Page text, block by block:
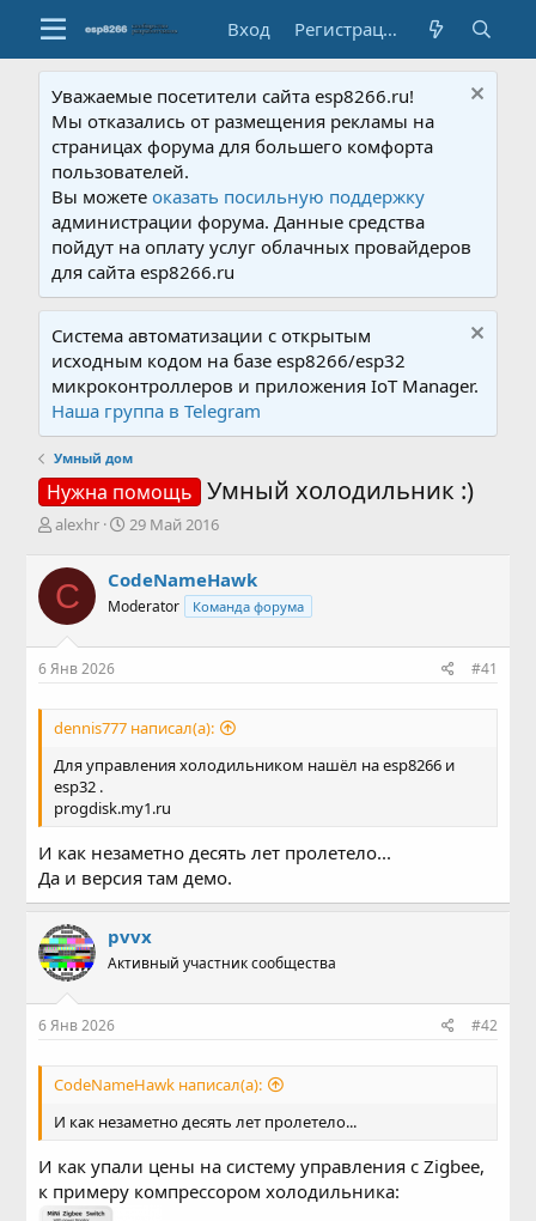
Вход Регистрация
Уважаемые посетители сайта esp8266.ru!
Мы отказались от размещения рекламы на
страницах форума для большего комфорта
пользователей.
Вы можетеоказать посильную поддержку
администрации форума. Данные средства
пойдут на оплату услуг облачных провайдеров
для сайта esp8266.ru
Система автоматизации с открытым
исходным кодом на базе esp8266/esp32
микроконтроллеров и приложения IoT Manager.
Наша группа в Telegram
Умный дом
Нужна помощь Умный холодильник :)
А
т
о
р
т
е
м
alexhr
Д
а
н
ч
29 Май 2016
C CodeNameHawk
Moderator Команда форума
6 Янв 2026 #41
dennis777 написал(а):
Для управления холодильником нашёл на esp8266 и
esp32 .
progdisk.my1.ru
И как незаметно десять лет пролетело...
Да и версия там демо.
pvvx
Активный участник сообщества
6 Янв 2026 #42
CodeNameHawk написал(а):
И как незаметно десять лет пролетело...
И как упали цены на систему управления с Zigbee,
к примеру компрессором холодильника: